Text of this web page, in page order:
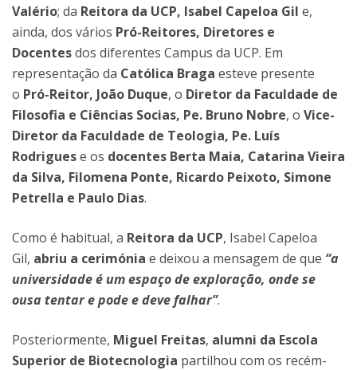
Valério; da Reitora da UCP, Isabel Capeloa Gil e,
ainda, dos vários Pró-Reitores, Diretores e
Docentesdos diferentes Campus da UCP. Em
representação da Católica Braga esteve presente
o Pró-Reitor, João Duque, o Diretor da Faculdade de
Filosofia e Ciências Socias, Pe. Bruno Nobre, o Vice-
Diretor da Faculdade de Teologia, Pe. Luís
Rodriguese os docentes Berta Maia, Catarina Vieira
da Silva, Filomena Ponte, Ricardo Peixoto, Simone
Petrella e Paulo Dias.
Como é habitual, a Reitora da UCP, Isabel Capeloa
Gil, abriu a cerimónia e deixou a mensagem de que “a
universidade é um espaço de exploração, onde se
ousa tentar e pode e deve falhar”.
Posteriormente, Miguel Freitas, alumni da Escola
Superior de Biotecnologia partilhou com os recém-